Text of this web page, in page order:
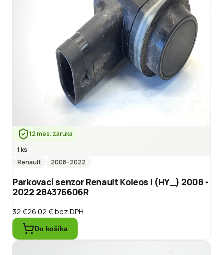
12 mes. záruka
1 ks
Renault
2008–2022
Parkovací senzor Renault Koleos I (HY_) 2008 -
2022 284376606R
32 €26.02 €bez DPH
Do košíka